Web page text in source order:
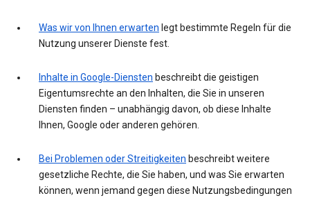
Was wir von Ihnen erwarten legt bestimmte Regeln für die
Nutzung unserer Dienste fest.
Inhalte in Google-Diensten beschreibt die geistigen
Eigentumsrechte an den Inhalten, die Sie in unseren
Diensten finden – unabhängig davon, ob diese Inhalte
Ihnen, Google oder anderen gehören.
Bei Problemen oder Streitigkeiten beschreibt weitere
gesetzliche Rechte, die Sie haben, und was Sie erwarten
können, wenn jemand gegen diese Nutzungsbedingungen